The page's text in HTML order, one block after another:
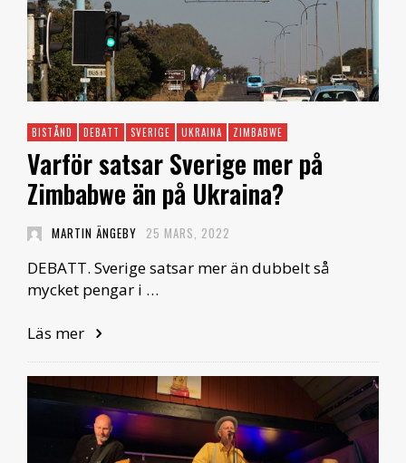
BISTÅND DEBATT SVERIGE UKRAINA ZIMBABWE
Varför satsar Sverige mer på
Zimbabwe än på Ukraina?
MARTIN ÄNGEBY 25 MARS, 2022
DEBATT. Sverige satsar mer än dubbelt så
mycket pengar i …
Läs mer